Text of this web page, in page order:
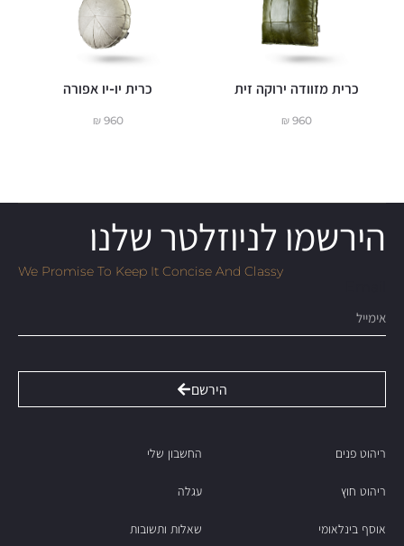
כרית מזוודה ירוקה זית
960
₪
כרית יו-יו אפורה
960
₪
הירשמו לניוזלטר שלנו
We Promise To Keep It Concise And Classy
הירשם
ריהוט פנים
ריהוט חוץ
אוסף בינלאומי
החשבון שלי
עגלה
שאלות ותשובות